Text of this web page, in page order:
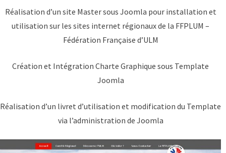
Réalisation d’un site Master sous Joomla pour installation et
utilisation sur les sites internet régionaux de la FFPLUM –
Fédération Française d’ULM
Création et Intégration Charte Graphique sous Template
Joomla
Réalisation d’un livret d’utilisation et modification du Template
via l’administration de Joomla